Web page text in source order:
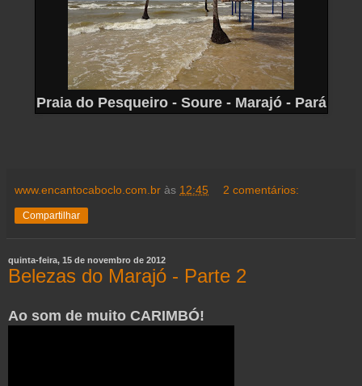
Praia do Pesqueiro - Soure - Marajó - Pará
www.encantocaboclo.com.br às 12:45 2 comentários:
Compartilhar
quinta-feira, 15 de novembro de 2012
Belezas do Marajó - Parte 2
Ao som de muito CARIMBÓ!